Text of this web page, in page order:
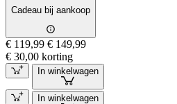
Cadeau bij aankoop
€ 119,99 € 149,99
€ 30,00 korting
In winkelwagen
In winkelwagen